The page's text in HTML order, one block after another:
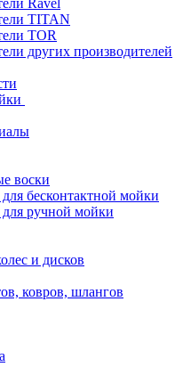
Ravel
TITAN
TOR
других производителей
воски
бесконтактной мойки
ручной мойки
и дисков
ковров, шлангов